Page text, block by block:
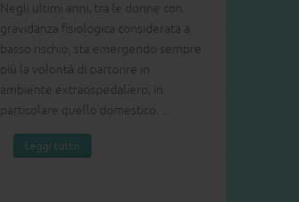
Negli ultimi anni, tra le donne con
gravidanza fisiologica considerata a
basso rischio, sta emergendo sempre
più la volontà di partorire in
ambiente extraospedaliero, in
particolare quello domestico. ...
Leggi tutto